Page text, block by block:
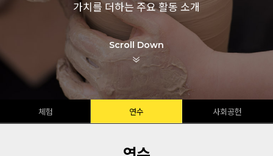
가치를 더하는 주요 활동 소개
Scroll Down
체험 연수 사회공헌